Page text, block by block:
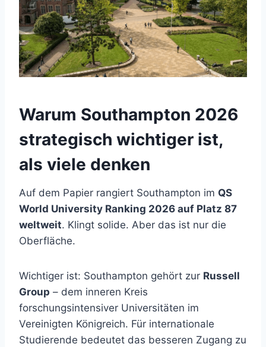
Warum Southampton 2026
strategisch wichtiger ist,
als viele denken
Auf dem Papier rangiert Southampton im QS
World University Ranking 2026 auf Platz 87
weltweit. Klingt solide. Aber das ist nur die
Oberfläche.
Wichtiger ist: Southampton gehört zur Russell
Group – dem inneren Kreis
forschungsintensiver Universitäten im
Vereinigten Königreich. Für internationale
Studierende bedeutet das besseren Zugang zu